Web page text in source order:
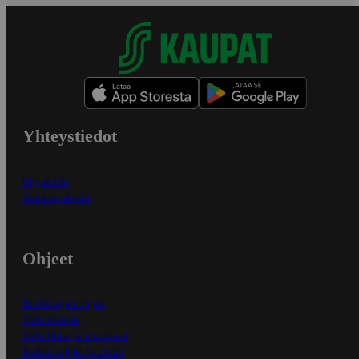
Yhteystiedot
Myymälät
Asiakaspalvelu
Ohjeet
Ensitilaajan ohjeet
Näin maksat
Näin tilaat ja muokkaat
Kaikki ohjeet ja vinkit